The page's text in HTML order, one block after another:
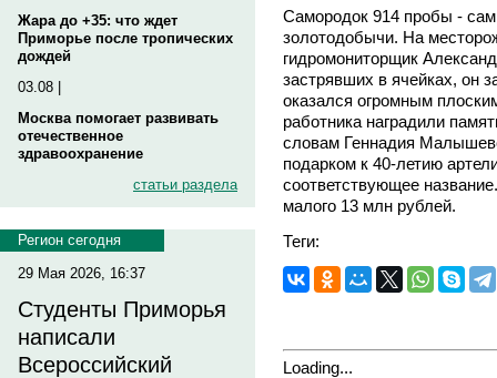
Жара до +35: что ждет
Приморье после тропических
дождей
03.08 |
Москва помогает развивать
отечественное
здравоохранение
статьи раздела
Регион сегодня
29 Мая 2026, 16:37
Студенты Приморья
написали
Всероссийский
Самородок 914 пробы -
золотодобычи. На
гидромониторщик
застрявших в ячейках, он
оказался огромным
работника наградили
словам Геннадия
подарком к 40-летию
соответствующее
малого 13 млн рублей.
Теги:
Loading...